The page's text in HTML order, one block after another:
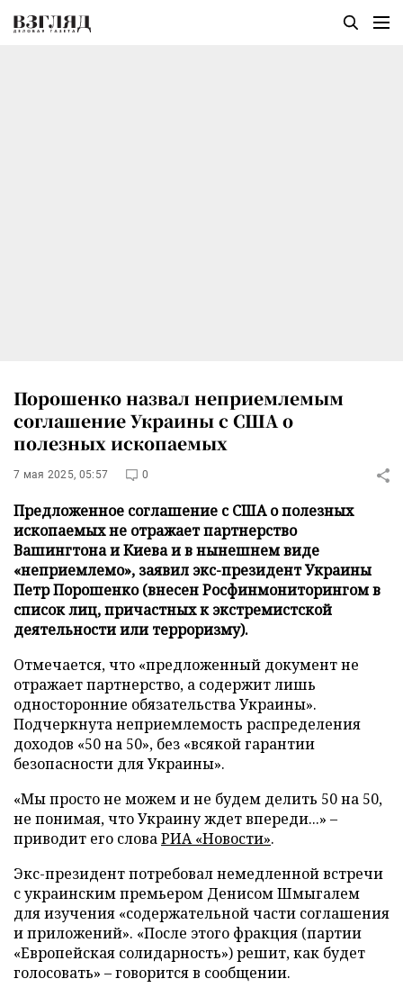
Порошенко назвал неприемлемым
соглашение Украины с США о
полезных ископаемых
7 мая 2025, 05:57 0
Предложенное соглашение с США о полезных
ископаемых не отражает партнерство
Вашингтона и Киева и в нынешнем виде
«неприемлемо», заявил экс-президент Украины
Петр Порошенко (внесен Росфинмониторингом в
список лиц, причастных к экстремистской
деятельности или терроризму).
Отмечается, что «предложенный документ не
отражает партнерство, а содержит лишь
односторонние обязательства Украины».
Подчеркнута неприемлемость распределения
доходов «50 на 50», без «всякой гарантии
безопасности для Украины».
«Мы просто не можем и не будем делить 50 на 50,
не понимая, что Украину ждет впереди...» –
приводит его словаРИА «Новости».
Экс-президент потребовал немедленной встречи
с украинским премьером Денисом Шмыгалем
для изучения «содержательной части соглашения
и приложений». «После этого фракция (партии
«Европейская солидарность») решит, как будет
голосовать» – говорится в сообщении.